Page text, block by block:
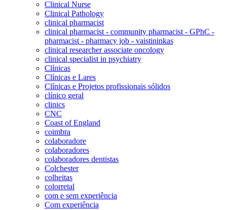
Clinical Nurse
Clinical Pathology
clinical pharmacist
clinical pharmacist - community pharmacist - GPhC -
pharmacist - pharmacy job - vaistininkas
clinical researcher associate oncology
clinical specialist in psychiatry
Clínicas
Clínicas e Lares
Clínicas e Projetos profissionais sólidos
clínico geral
clinics
CNC
Coast of England
coimbra
colaboradore
colaboradores
colaboradores dentistas
Colchester
colheitas
colorretal
com e sem experiência
Com experiência